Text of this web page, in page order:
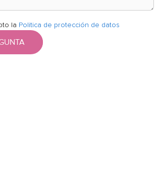
la Politica de protección de datos